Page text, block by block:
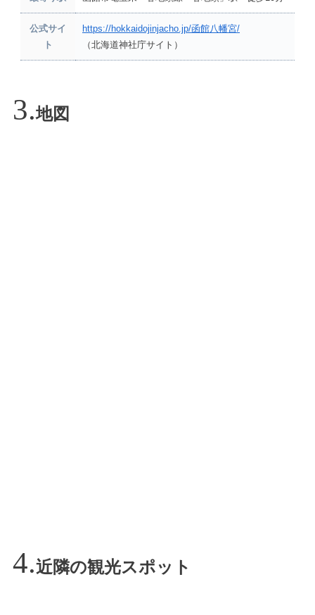
公式サイ
ト
https://hokkaidojinjacho.jp/函館八幡宮/
（北海道神社庁サイト）
地図
近隣の観光スポット